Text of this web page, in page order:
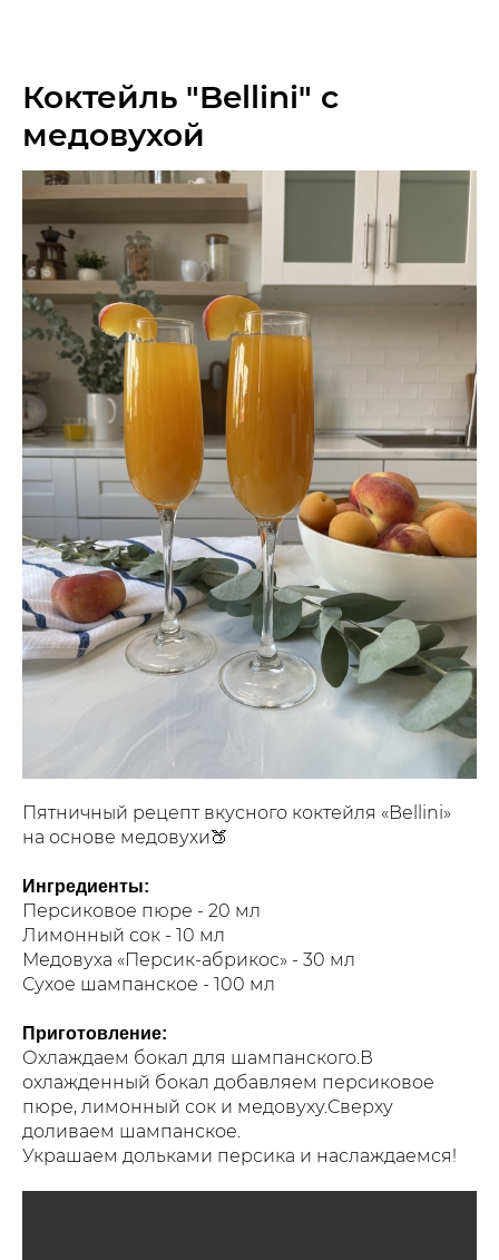
Коктейль "Bellini" с
медовухой
Пятничный рецепт вкусного коктейля «Bellini»
на основе медовухи🍑
Ингредиенты:
Персиковое пюре - 20 мл
Лимонный сок - 10 мл
Медовуха «Персик-абрикос» - 30 мл
Сухое шампанское - 100 мл
Приготовление:
Охлаждаем бокал для шампанского.В
охлажденный бокал добавляем персиковое
пюре, лимонный сок и медовуху.Сверху
доливаем шампанское.
Украшаем дольками персика и наслаждаемся!